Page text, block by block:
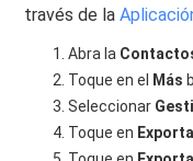
través de la
Abra la
Toque en el
Más
Seleccionar
Toque en